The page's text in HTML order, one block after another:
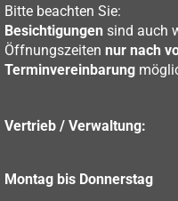
Bitte beachten Sie:
Besichtigungen sind auch
Öffnungszeitennur nach
Terminvereinbarung
Vertrieb / Verwaltung:
Montag bis Donnerstag